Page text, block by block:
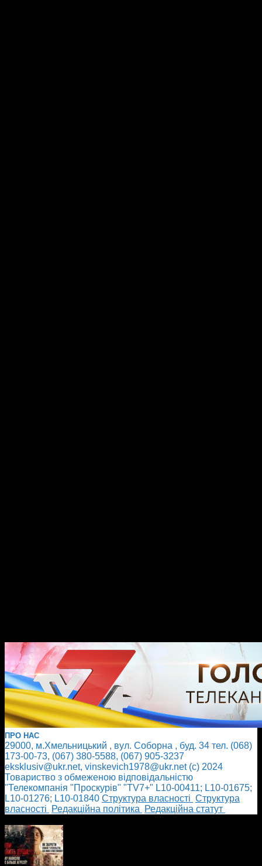
ПРО НАС
29000, м.Хмельницький , вул. Соборна , буд. 34 тел. (068)
173-00-73, (067) 380-5588, (067) 905-3237
eksklusiv@ukr.net, vinskevich1978@ukr.net (с) 2024
Товариство з обмеженою відповідальністю
"Телекомпанія "Проскурів" "TV7+" L10-00411; L10-01675;
L10-01276; L10-01840 Cтруктура власності Cтруктура
власності
Редакційна політика
Редакційна статут